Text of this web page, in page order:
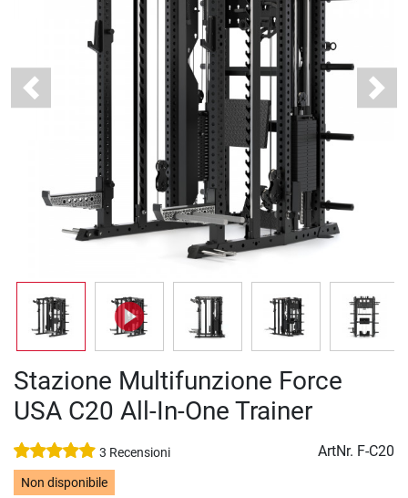
Previous Next
Stazione Multifunzione Force
USA C20 All-In-One Trainer
3 Recensioni ArtNr. F-C20
Non disponibile